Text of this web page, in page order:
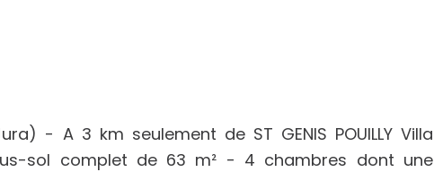
- A 3 km seulement de ST GENIS POUILLY Villa
sol complet de 63 m² - 4 chambres dont une